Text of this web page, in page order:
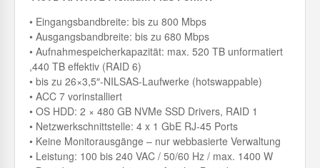
• Eingangsbandbreite: bis zu 800 Mbps
• Ausgangsbandbreite: bis zu 680 Mbps
• Aufnahmespeicherkapazität: max. 520 TB unformatiert
,440 TB effektiv (RAID 6)
• bis zu 26×3,5″-NILSAS-Laufwerke (hotswappable)
• ACC 7 vorinstalliert
• OS HDD: 2 × 480 GB NVMe SSD Drivers, RAID 1
• Netzwerkschnittstelle: 4 x 1 GbE RJ-45 Ports
• Keine Monitorausgänge – nur webbasierte Verwaltung
• Leistung: 100 bis 240 VAC / 50/60 Hz / max. 1400 W